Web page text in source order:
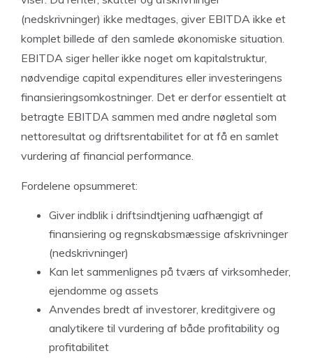
(nedskrivninger) ikke medtages, giver EBITDA ikke et
komplet billede af den samlede økonomiske situation.
EBITDA siger heller ikke noget om kapitalstruktur,
nødvendige capital expenditures eller investeringens
finansieringsomkostninger. Det er derfor essentielt at
betragte EBITDA sammen med andre nøgletal som
nettoresultat og driftsrentabilitet for at få en samlet
vurdering af financial performance.
Fordelene opsummeret:
Giver indblik i driftsindtjening uafhængigt af
finansiering og regnskabsmæssige afskrivninger
(nedskrivninger)
Kan let sammenlignes på tværs af virksomheder,
ejendomme og assets
Anvendes bredt af investorer, kreditgivere og
analytikere til vurdering af både profitability og
profitabilitet